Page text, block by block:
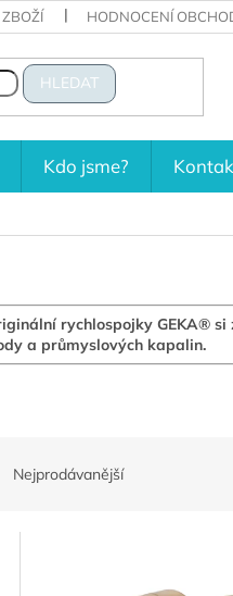
HODNOCENÍ
HLEDAT
Kdo jsme?
rychlospojky GEKA®
a průmyslových kapalin.
Nejprodávanější